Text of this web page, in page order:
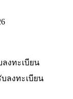
ลงทะเบียน
ลงทะเบียน